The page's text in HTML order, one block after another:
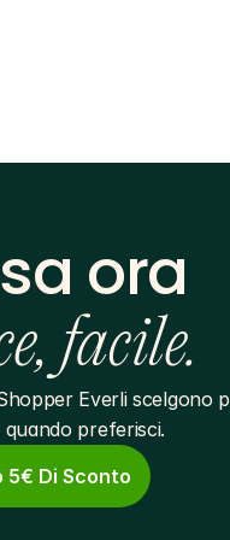
ora
facile.
Everli scelgono
preferisci.
5€ Di Sconto